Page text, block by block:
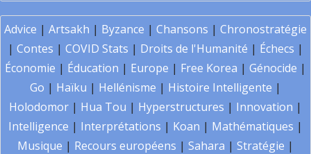
Advice | Artsakh | Byzance | Chansons | Chronostratégie
| Contes | COVID Stats | Droits de l'Humanité | Échecs |
Économie | Éducation | Europe | Free Korea | Génocide |
Go | Haïku | Hellénisme | Histoire Intelligente |
Holodomor | Hua Tou | Hyperstructures | Innovation |
Intelligence | Interprétations | Koan | Mathématiques |
Musique | Recours européens | Sahara | Stratégie |